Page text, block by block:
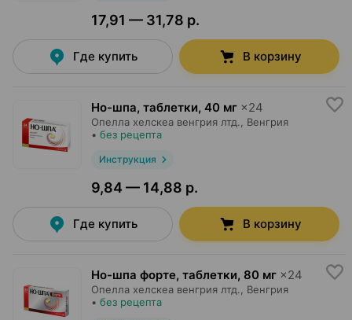
17,91 — 31,78 р.
Где купить В корзину
Но-шпа, таблетки, 40 мг ×24
Опелла хелскеа венгрия лтд.
, Венгрия
• без рецепта
Инструкция
9,84 — 14,88 р.
Где купить В корзину
Но-шпа форте, таблетки, 80 мг ×24
Опелла хелскеа венгрия лтд.
, Венгрия
• без рецепта